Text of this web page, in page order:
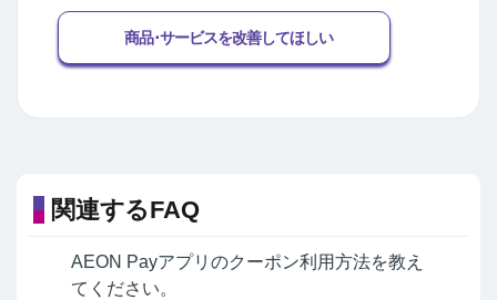
商品･サービスを改善してほしい
関連するFAQ
AEON Payアプリのクーポン利用方法を教え
てください。